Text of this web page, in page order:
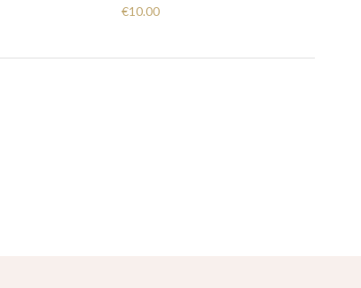
€10.00